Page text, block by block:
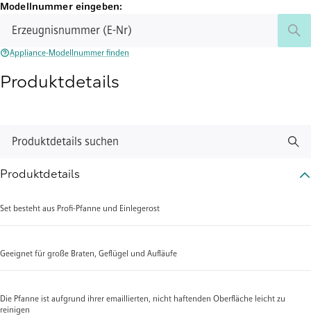
Modellnummer eingeben:
Erzeugnisnummer (E-Nr)
Appliance-Modellnummer finden
Produktdetails
Produktdetails suchen
Produktdetails
Set besteht aus Profi-Pfanne und Einlegerost
Geeignet für große Braten, Geflügel und Aufläufe
Die Pfanne ist aufgrund ihrer emaillierten, nicht haftenden Oberfläche leicht zu
reinigen